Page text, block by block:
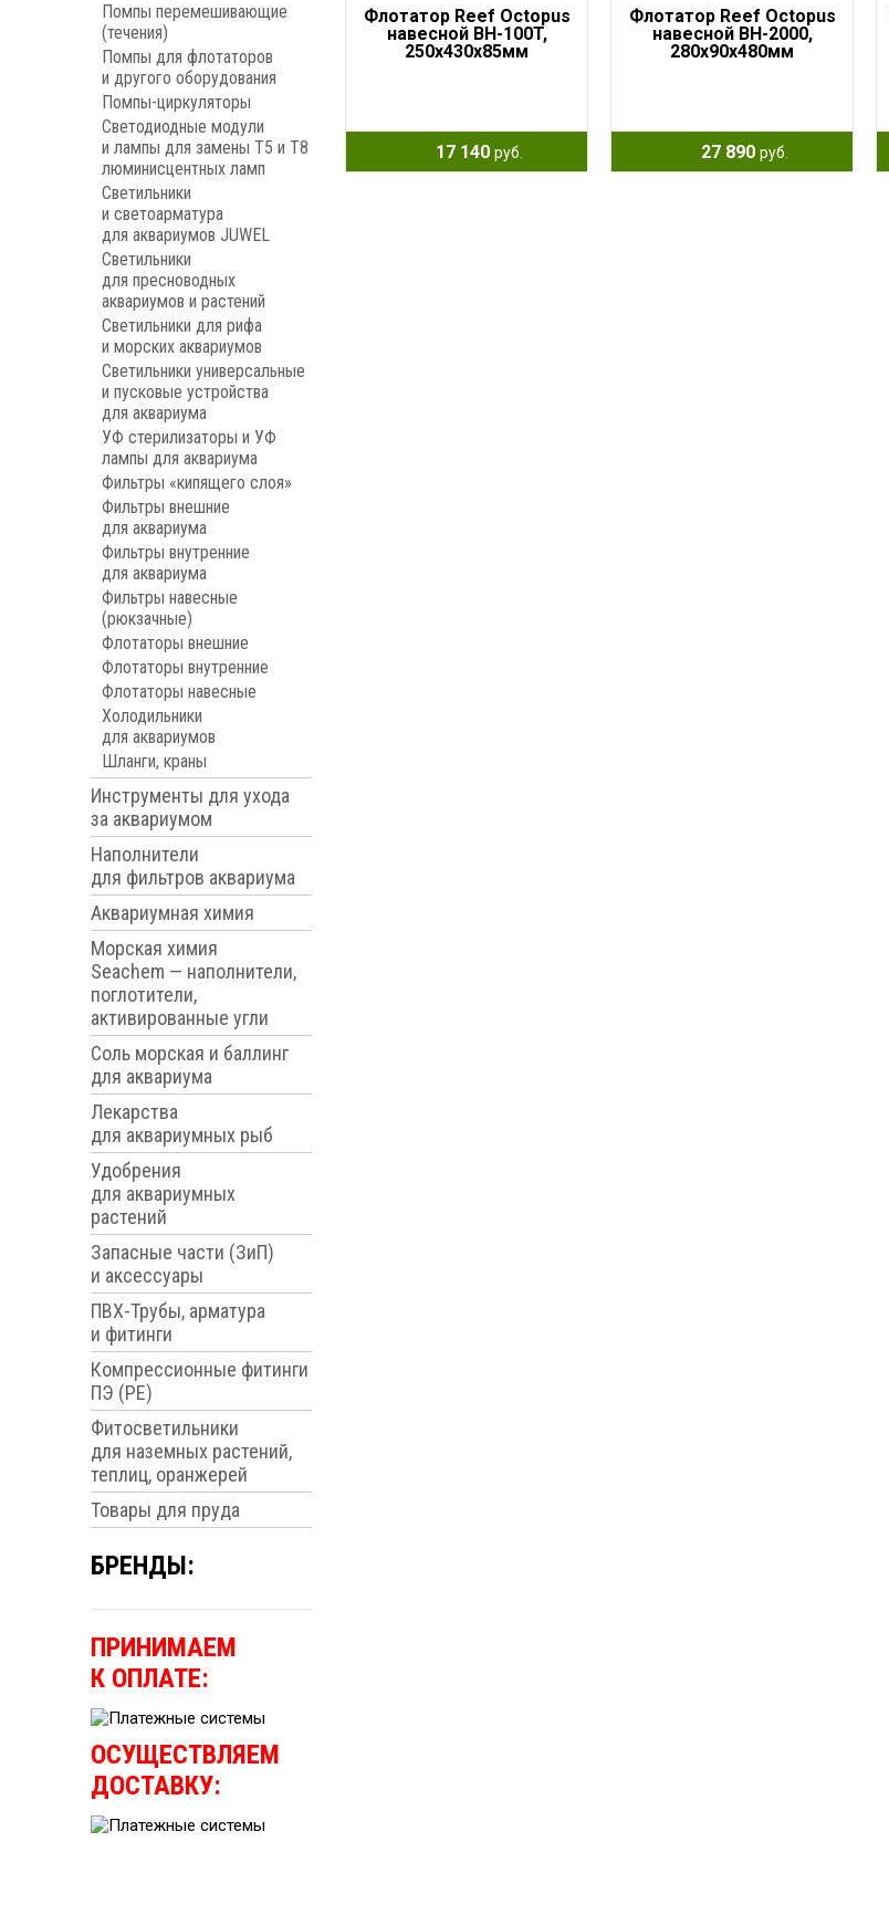
Помпы перемешивающие
(течения)
Помпы для флотаторов
и другого оборудования
Помпы-циркуляторы
Светодиодные модули
и лампы для замены Т5 и Т8
люминисцентных ламп
Светильники
и светоарматура
для аквариумов JUWEL
Светильники
для пресноводных
аквариумов и растений
Светильники для рифа
и морских аквариумов
Светильники универсальные
и пусковые устройства
для аквариума
УФ стерилизаторы и УФ
лампы для аквариума
Фильтры «кипящего слоя»
Фильтры внешние
для аквариума
Фильтры внутренние
для аквариума
Фильтры навесные
(рюкзачные)
Флотаторы внешние
Флотаторы внутренние
Флотаторы навесные
Холодильники
для аквариумов
Шланги, краны
Инструменты для ухода
за аквариумом
Наполнители
для фильтров аквариума
Аквариумная химия
Морская химия
Seachem — наполнители,
поглотители,
активированные угли
Соль морская и баллинг
для аквариума
Лекарства
для аквариумных рыб
Удобрения
для аквариумных
растений
Запасные части (ЗиП)
и аксессуары
ПВХ-Трубы, арматура
и фитинги
Компрессионные фитинги
ПЭ (PE)
Фитосветильники
для наземных растений,
теплиц, оранжерей
Товары для пруда
БРЕНДЫ:
ПРИНИМАЕМ
К ОПЛАТЕ:
ОСУЩЕСТВЛЯЕМ
ДОСТАВКУ:
Флотатор Reef Octopus
навесной BH-100T,
250x430x85мм
17 140 руб.
Флотатор Reef Octopus
навесной BH-2000,
280x90x480мм
27 890 руб.